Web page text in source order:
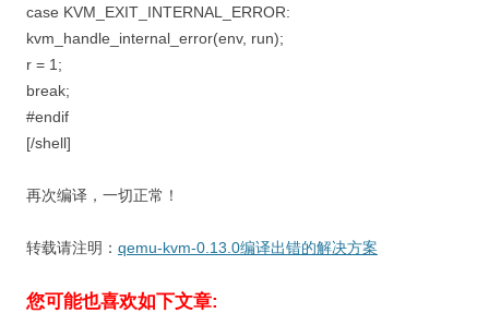
case KVM_EXIT_INTERNAL_ERROR:
kvm_handle_internal_error(env, run);
r = 1;
break;
#endif
[/shell]
再次编译，一切正常！
转载请注明： qemu-kvm-0.13.0编译出错的解决方案
您可能也喜欢如下文章: